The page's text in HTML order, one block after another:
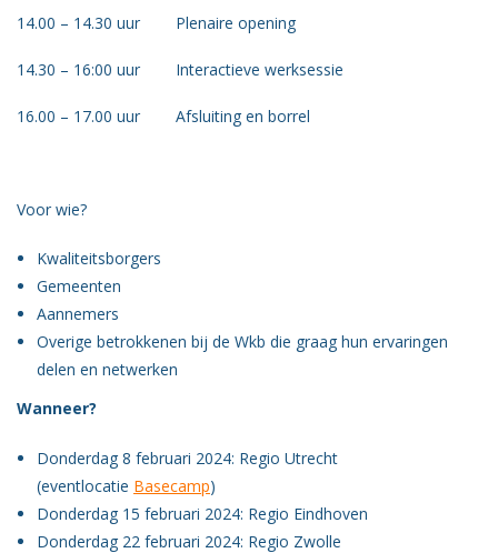
14.00 – 14.30 uur Plenaire opening
14.30 – 16:00 uur Interactieve werksessie
16.00 – 17.00 uur Afsluiting en borrel
Voor wie?
Kwaliteitsborgers
Gemeenten
Aannemers
Overige betrokkenen bij de Wkb die graag hun ervaringen
delen en netwerken
Wanneer?
Donderdag 8 februari 2024: Regio Utrecht
(eventlocatie Basecamp)
Donderdag 15 februari 2024: Regio Eindhoven
Donderdag 22 februari 2024: Regio Zwolle